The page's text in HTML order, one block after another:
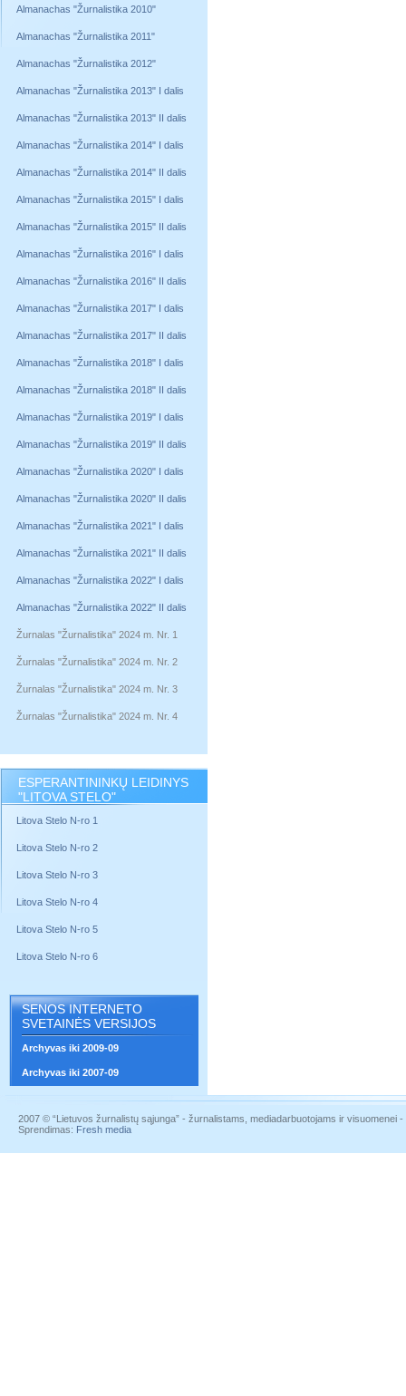
Almanachas "Žurnalistika 2010"
Almanachas "Žurnalistika 2011"
Almanachas "Žurnalistika 2012"
Almanachas "Žurnalistika 2013" I dalis
Almanachas "Žurnalistika 2013" II dalis
Almanachas "Žurnalistika 2014" I dalis
Almanachas "Žurnalistika 2014" II dalis
Almanachas "Žurnalistika 2015" I dalis
Almanachas "Žurnalistika 2015" II dalis
Almanachas "Žurnalistika 2016" I dalis
Almanachas "Žurnalistika 2016" II dalis
Almanachas "Žurnalistika 2017" I dalis
Almanachas "Žurnalistika 2017" II dalis
Almanachas "Žurnalistika 2018" I dalis
Almanachas "Žurnalistika 2018" II dalis
Almanachas "Žurnalistika 2019" I dalis
Almanachas "Žurnalistika 2019" II dalis
Almanachas "Žurnalistika 2020" I dalis
Almanachas "Žurnalistika 2020" II dalis
Almanachas "Žurnalistika 2021" I dalis
Almanachas "Žurnalistika 2021" II dalis
Almanachas "Žurnalistika 2022" I dalis
Almanachas "Žurnalistika 2022" II dalis
Žurnalas "Žurnalistika" 2024 m. Nr. 1
Žurnalas "Žurnalistika" 2024 m. Nr. 2
Žurnalas "Žurnalistika" 2024 m. Nr. 3
Žurnalas "Žurnalistika" 2024 m. Nr. 4
ESPERANTININKŲ LEIDINYS
"LITOVA STELO"
Litova Stelo N-ro 1
Litova Stelo N-ro 2
Litova Stelo N-ro 3
Litova Stelo N-ro 4
Litova Stelo N-ro 5
Litova Stelo N-ro 6
SENOS INTERNETO
SVETAINĖS VERSIJOS
Archyvas iki 2009-09
Archyvas iki 2007-09
2007 © “Lietuvos žurnalistų sąjunga” - žurnalistams, mediadarbuotojams ir visuomenei
Sprendimas: Fresh media